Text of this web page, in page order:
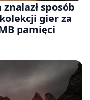
sposób
gier za
pamięci